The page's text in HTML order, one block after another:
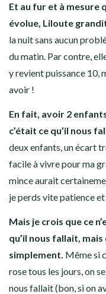
Et au fur et à mesure
évolue, Liloute
la nuit sans aucun
du matin. Par contre,
y revient puissance 10,
avoir !
En fait, avoir 2
c’était ce qu’il nous
deux enfants, un écart
facile à vivre pour ma
mince aurait
je perds vite patience et
Mais je crois que ce
qu’il nous fallait,
simplement. Même si
rose tous les jours, on
nous fallait (bon, si on